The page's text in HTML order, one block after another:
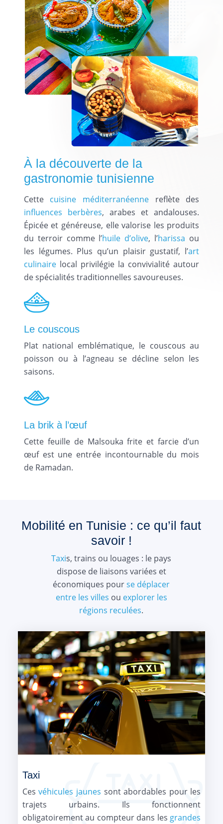
À la découverte de la
gastronomie tunisienne
Cette cuisine méditerranéenne reflète des
influences berbères, arabes et andalouses.
Épicée et généreuse, elle valorise les produits
du terroir comme l’huile d’olive, l’harissa ou
les légumes. Plus qu’un plaisir gustatif, l’art
culinairelocal privilégie la convivialité autour
de spécialités traditionnelles savoureuses.
Le couscous
Plat national emblématique, le couscous au
poisson ou à l’agneau se décline selon les
saisons.
La brik à l’œuf
Cette feuille de Malsouka frite et farcie d’un
œuf est une entrée incontournable du mois
de Ramadan.
Mobilité en Tunisie : ce qu’il faut
savoir !
Taxis, trains ou louages : le pays
dispose de liaisons variées et
économiques pourse déplacer
entre les villes ou explorer les
régions reculées.
Taxi
Cesvéhicules jaunes sont abordables pour les
trajets urbains. Ils fonctionnent
obligatoirement au compteur dans les grandes